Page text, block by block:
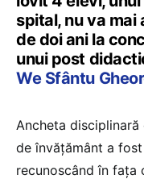
spital, nu va
de doi ani la
unui post
We Sfântu
Ancheta
de învăţământ a
recunoscând în faţa